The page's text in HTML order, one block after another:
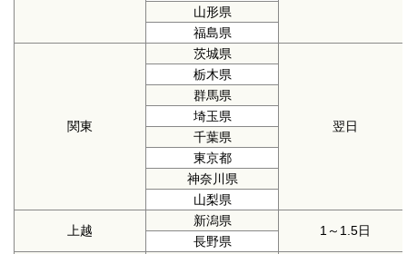
山形県
福島県
関東
茨城県
翌日
栃木県
群馬県
埼玉県
千葉県
東京都
神奈川県
山梨県
上越
新潟県
1～1.5日
長野県